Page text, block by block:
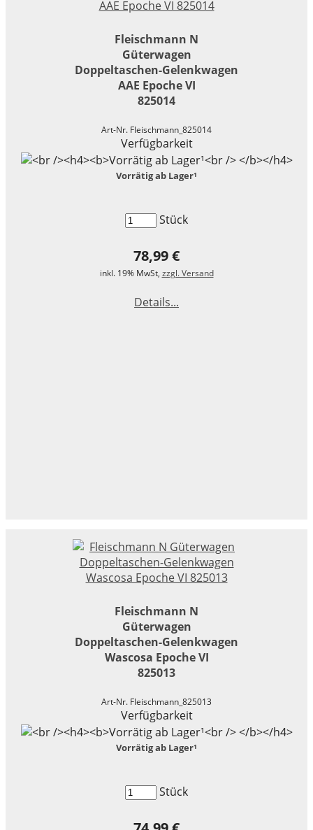
Fleischmann N
Güterwagen
Doppeltaschen-Gelenkwagen
AAE Epoche VI
825014
Art-Nr. Fleischmann_825014
Verfügbarkeit
Vorrätig ab Lager¹
Stück
78,99 €
inkl. 19% MwSt, zzgl. Versand
Details...
Fleischmann N
Güterwagen
Doppeltaschen-Gelenkwagen
Wascosa Epoche VI
825013
Art-Nr. Fleischmann_825013
Verfügbarkeit
Vorrätig ab Lager¹
Stück